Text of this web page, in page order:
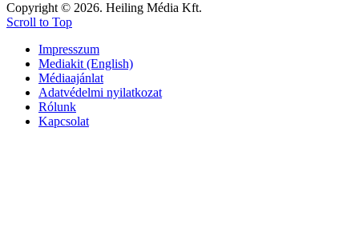
Copyright © 2026. Heiling Média Kft.
Scroll to Top
Impresszum
Mediakit (English)
Médiaajánlat
Adatvédelmi nyilatkozat
Rólunk
Kapcsolat